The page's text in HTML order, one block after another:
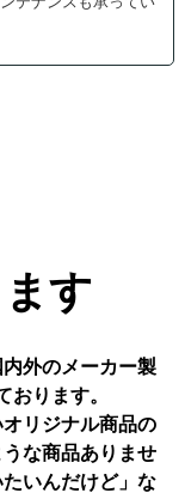
す
外のメーカー製
おります。
リジナル商品の
な商品ありませ
いんだけど」な